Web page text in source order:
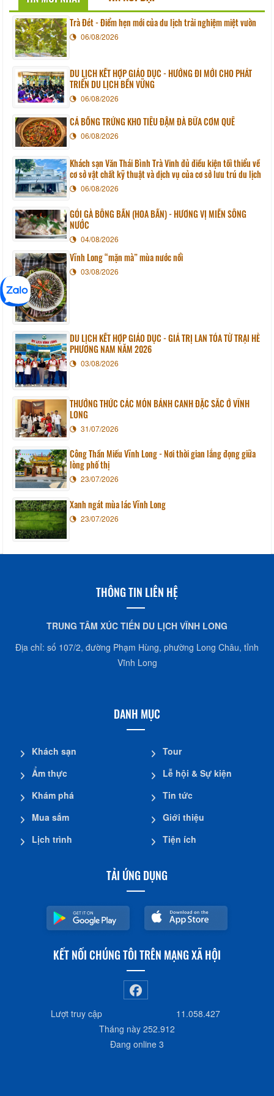
Trà Đét - Điểm hẹn mới của du lịch trải nghiệm miệt vườn
06/08/2026
DU LỊCH KẾT HỢP GIÁO DỤC - HƯỚNG ĐI MỚI CHO PHÁT
TRIỂN DU LỊCH BỀN VỮNG
06/08/2026
CÁ BỐNG TRỨNG KHO TIÊU ĐẬM ĐÀ BỮA CƠM QUÊ
06/08/2026
Khách sạn Văn Thái Bình Trà Vinh đủ điều kiện tối thiểu về
cơ sở vật chất kỹ thuật và dịch vụ của cơ sở lưu trú du lịch
06/08/2026
GỎI GÀ BÔNG BẦN (HOA BẦN) - HƯƠNG VỊ MIỀN SÔNG
NƯỚC
04/08/2026
Vĩnh Long “mặn mà” mùa nước nổi
03/08/2026
DU LỊCH KẾT HỢP GIÁO DỤC - GIÁ TRỊ LAN TỎA TỪ TRẠI HÈ
PHƯƠNG NAM NĂM 2026
03/08/2026
THƯỞNG THỨC CÁC MÓN BÁNH CANH ĐẶC SẮC Ở VĨNH
LONG
31/07/2026
Công Thần Miếu Vĩnh Long - Nơi thời gian lắng đọng giữa
lòng phố thị
23/07/2026
Xanh ngát mùa lác Vĩnh Long
23/07/2026
THÔNG TIN LIÊN HỆ
TRUNG TÂM XÚC TIẾN DU LỊCH VĨNH LONG
Địa chỉ: số 107/2, đường Phạm Hùng, phường Long Châu, tỉnh
Vĩnh Long
DANH MỤC
Khách sạn
Ẩm thực
Khám phá
Mua sắm
Lịch trình
Tour
Lễ hội & Sự kiện
Tin tức
Giới thiệu
Tiện ích
TẢI ỨNG DỤNG
KẾT NỐI CHÚNG TÔI TRÊN MẠNG XÃ HỘI
Lượt truy cập
11.058.427
Tháng này 252.912
Đang online 3